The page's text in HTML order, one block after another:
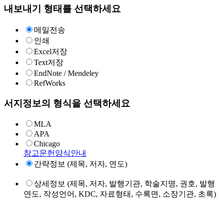
내보내기 형태를 선택하세요
메일전송
인쇄
Excel저장
Text저장
EndNote / Mendeley
RefWorks
서지정보의 형식을 선택하세요
MLA
APA
Chicago
참고문헌양식안내
간략정보 (제목, 저자, 연도)
상세정보 (제목, 저자, 발행기관, 학술지명, 권호, 발행
연도, 작성언어, KDC, 자료형태, 수록면, 소장기관, 초록)